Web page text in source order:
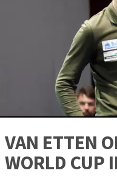
VAN ETTEN
WORLD CUP